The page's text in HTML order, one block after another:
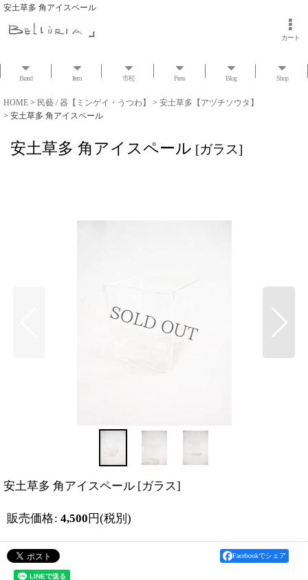
安土草多 角アイスペール
カート
Brand Item 市松 Press Blog Shop
HOME > 民藝 / 器【ミンゲイ・うつわ】 > 安土草多【アヅチソウタ】
> 安土草多 角アイスペール
安土草多 角アイスペール [ガラス]
安土草多 角アイスペール [ガラス]
販売価格: 4,500 円(税別)
Facebookでシェア